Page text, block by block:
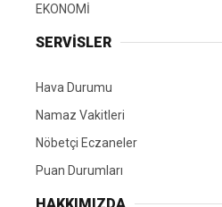
EKONOMİ
SERVİSLER
Hava Durumu
Namaz Vakitleri
Nöbetçi Eczaneler
Puan Durumları